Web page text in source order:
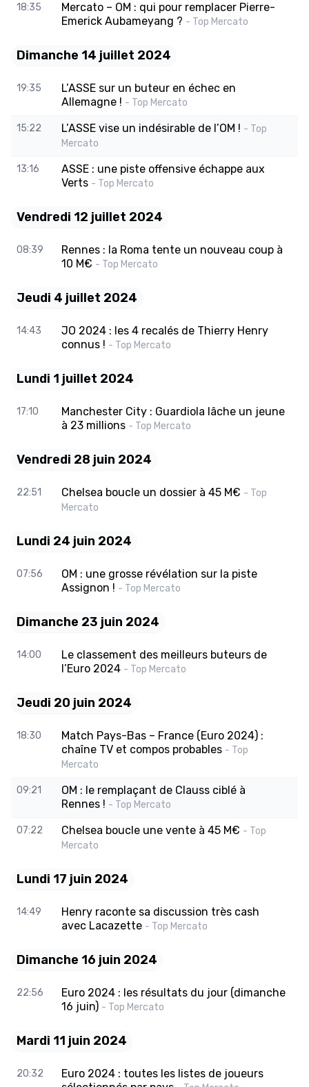
18:35
Mercato – OM : qui pour remplacer Pierre-
Emerick Aubameyang ? - Top Mercato
Dimanche 14 juillet 2024
19:35
L’ASSE sur un buteur en échec en
Allemagne ! - Top Mercato
15:22 L’ASSE vise un indésirable de l’OM ! - Top
Mercato
13:16
ASSE : une piste offensive échappe aux
Verts - Top Mercato
Vendredi 12 juillet 2024
08:39
Rennes : la Roma tente un nouveau coup à
10 M€ - Top Mercato
Jeudi 4 juillet 2024
14:43
JO 2024 : les 4 recalés de Thierry Henry
connus ! - Top Mercato
Lundi 1 juillet 2024
17:10
Manchester City : Guardiola lâche un jeune
à 23 millions - Top Mercato
Vendredi 28 juin 2024
22:51 Chelsea boucle un dossier à 45 M€ - Top
Mercato
Lundi 24 juin 2024
07:56
OM : une grosse révélation sur la piste
Assignon ! - Top Mercato
Dimanche 23 juin 2024
14:00
Le classement des meilleurs buteurs de
l’Euro 2024 - Top Mercato
Jeudi 20 juin 2024
18:30
Match Pays-Bas – France (Euro 2024) :
chaîne TV et compos probables - Top
Mercato
09:21
OM : le remplaçant de Clauss ciblé à
Rennes ! - Top Mercato
07:22 Chelsea boucle une vente à 45 M€ - Top
Mercato
Lundi 17 juin 2024
14:49
Henry raconte sa discussion très cash
avec Lacazette - Top Mercato
Dimanche 16 juin 2024
22:56
Euro 2024 : les résultats du jour (dimanche
16 juin) - Top Mercato
Mardi 11 juin 2024
20:32
Euro 2024 : toutes les listes de joueurs